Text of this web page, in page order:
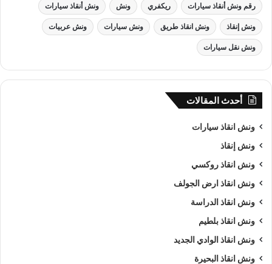
رقم ونش أنقاذ سيارات ريكفري ونش ونش أنقاذ سيارات
ونش إنقاذ ونش انقاذ طريق ونش سيارات ونش عربيات
ونش نقل سيارات
أحدث المقالات
ونش انقاذ سيارات
ونش إنقاذ
ونش انقاذ روكسي
ونش انقاذ ارض الجولف
ونش انقاذ الدراسة
ونش انقاذ بلطيم
ونش انقاذ الوادي الجديد
ونش انقاذ البحيرة